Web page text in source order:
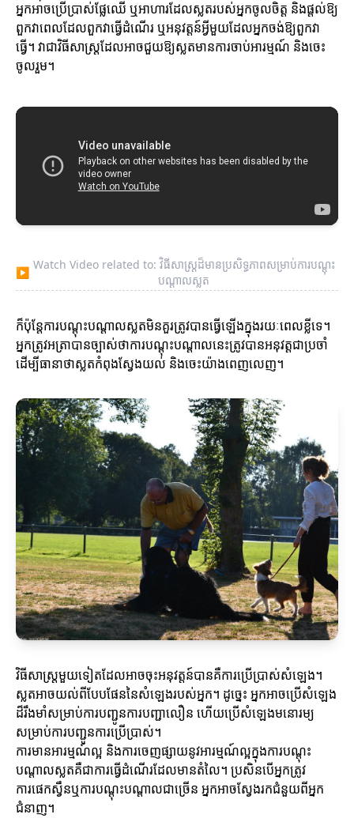
អ្នកអាចប្រើប្រាស់ផ្លែឈើ ឬអាហារដែលស្លតរបស់អ្នកចូលចិត្ត និងផ្តល់ឱ្យ
ពួកវាពេលដែលពួកវាធ្វើដំណើរ ឬអនុវត្តន៍អ្វីមួយដែលអ្នកចង់ឱ្យពួកវា
ធ្វើ។ វាជាវិធីសាស្ត្រដែលអាចជួយឱ្យស្លតមានការចាប់អារម្មណ៍ និងចេះ
ចូលរួម។
▶
Watch Video related to: វិធីសាស្ត្រដ៏មានប្រសិទ្ធភាពសម្រាប់ការបណ្តុះ
បណ្តាលស្លត
ក៏ប៉ុន្តែការបណ្តុះបណ្តាលស្លតមិនគួរត្រូវបានធ្វើឡើងក្នុងរយៈពេលខ្លីទេ។
អ្នកត្រូវអត្រាបានច្បាស់ថាការបណ្តុះបណ្តាលនេះត្រូវបានអនុវត្តជាប្រចាំ
ដើម្បីធានាថាស្លតកំពុងស្វែងយល់ និងចេះយ៉ាងពេញលេញ។
វិធីសាស្ត្រមួយទៀតដែលអាចចុះអនុវត្តន៍បានគឺការប្រើប្រាស់សំឡេង។
ស្លតអាចយល់ពីបែបផែននៃសំឡេងរបស់អ្នក។ ដូច្នេះ អ្នកអាចប្រើសំឡេង
ដ៏រឹងមាំសម្រាប់ការបញ្ជូនការបញ្ជាលឿន ហើយប្រើសំឡេងមនោរម្យ
សម្រាប់ការបញ្ជូនការប្រើប្រាស់។
ការមានអារម្មណ៍ល្អ និងការចេញផ្សាយនូវអារម្មណ៍ល្អក្នុងការបណ្តុះ
បណ្តាលស្លតគឺជាការធ្វើដំណើរដែលមានតំលៃ។ ប្រសិនបើអ្នកត្រូវ
ការផេកស្វឹនឬការបណ្តុះបណ្តាលជាច្រើន អ្នកអាចស្វែងរកជំនួយពីអ្នក
ជំនាញ។